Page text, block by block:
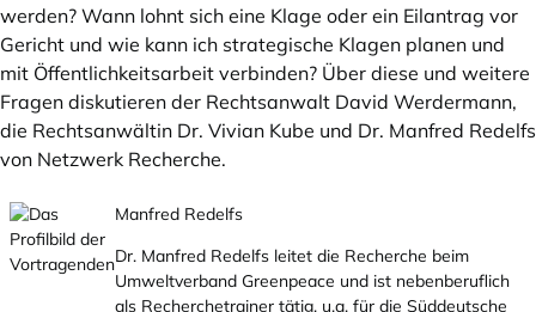
werden? Wann lohnt sich eine Klage oder ein Eilantrag vor
Gericht und wie kann ich strategische Klagen planen und
mit Öffentlichkeitsarbeit verbinden? Über diese und weitere
Fragen diskutieren der Rechtsanwalt David Werdermann,
die Rechtsanwältin Dr. Vivian Kube und Dr. Manfred Redelfs
von Netzwerk Recherche.
Manfred Redelfs
Dr. Manfred Redelfs leitet die Recherche beim
Umweltverband Greenpeace und ist nebenberuflich
als Recherchetrainer tätig, u.a. für die Süddeutsche